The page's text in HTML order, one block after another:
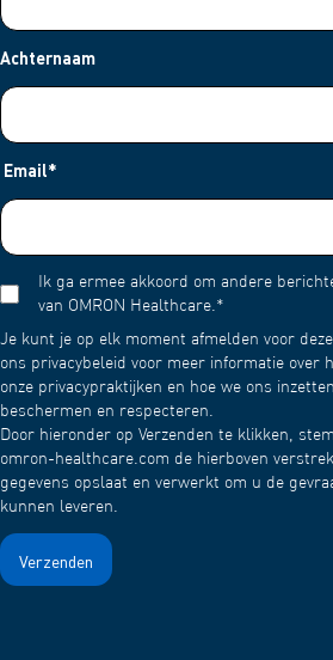
Achternaam
Email*
Ik ga ermee akkoord om andere
van OMRON Healthcare.*
Je kunt je op elk moment afmelden voor
ons privacybeleid voor meer informatie over
onze privacypraktijken en hoe we ons
beschermen en respecteren.
Door hieronder op Verzenden te klikken,
omron-healthcare.com de hierboven
gegevens opslaat en verwerkt om u de
kunnen leveren.